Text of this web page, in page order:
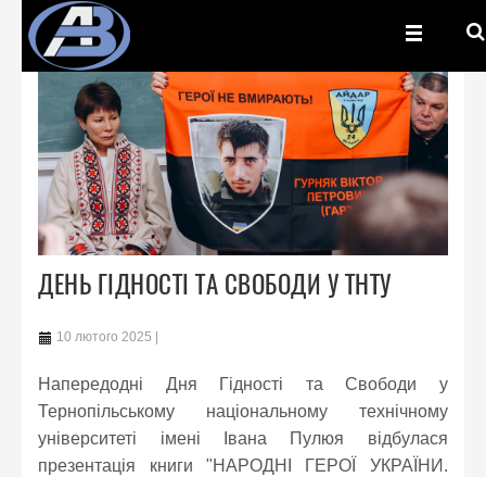
ДЕНЬ ГІДНОСТІ ТА СВОБОДИ У ТНТУ
10 лютого 2025
Напередодні Дня Гідності та Свободи у
Тернопільському національному технічному
університеті імені Івана Пулюя відбулася
презентація книги "НАРОДНІ ГЕРОЇ УКРАЇНИ.